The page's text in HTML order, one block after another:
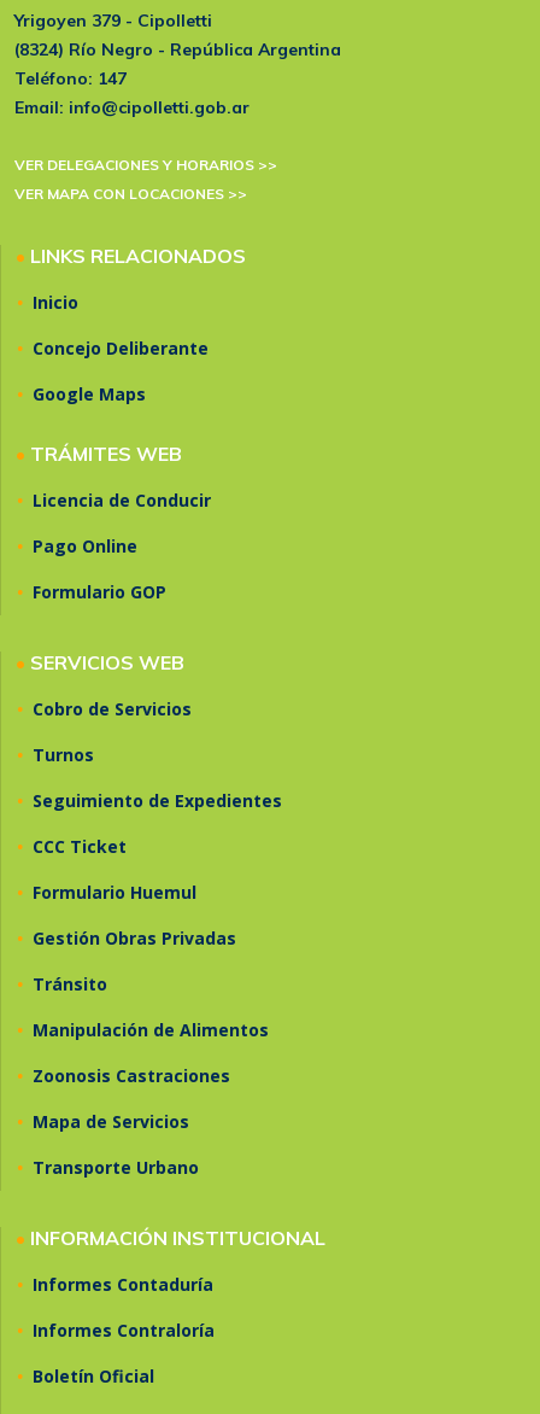
Yrigoyen 379 - Cipolletti
(8324) Río Negro - República Argentina
Teléfono: 147
Email: info@cipolletti.gob.ar
VER DELEGACIONES Y HORARIOS >>
VER MAPA CON LOCACIONES >>
• LINKS RELACIONADOS
• Inicio
• Concejo Deliberante
• Google Maps
• TRÁMITES WEB
• Licencia de Conducir
• Pago Online
• Formulario GOP
• SERVICIOS WEB
• Cobro de Servicios
• Turnos
• Seguimiento de Expedientes
• CCC Ticket
• Formulario Huemul
• Gestión Obras Privadas
• Tránsito
• Manipulación de Alimentos
• Zoonosis Castraciones
• Mapa de Servicios
• Transporte Urbano
• INFORMACIÓN INSTITUCIONAL
• Informes Contaduría
• Informes Contraloría
• Boletín Oficial